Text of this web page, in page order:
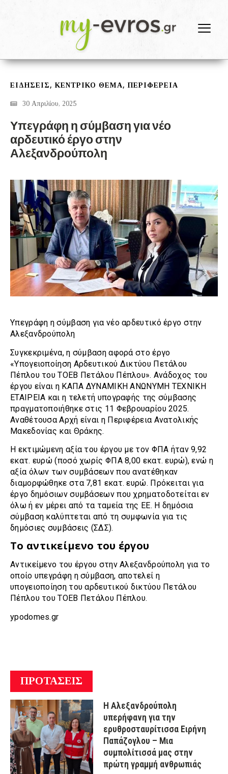
ΕΙΔΗΣΕΙΣ ,ΚΕΝΤΡΙΚΟ ΘΕΜΑ,ΠΕΡΙΦΕΡΕΙΑ
30 Απριλίου, 2025
Υπεγράφη η σύμβαση για νέο
αρδευτικό έργο στην
Αλεξανδρούπολη
Υπεγράφη η σύμβαση για νέο αρδευτικό έργο στην
Αλεξανδρούπολη
Συγκεκριμένα, η σύμβαση αφορά στο έργο
«Υπογειοποίηση Αρδευτικού Δικτύου Πετάλου
Πέπλου του ΤΟΕΒ Πετάλου Πέπλου». Ανάδοχος του
έργου είναι η ΚΑΠΑ ΔΥΝΑΜΙΚΗ ΑΝΩΝΥΜΗ ΤΕΧΝΙΚΗ
ΕΤΑΙΡΕΙΑ και η τελετή υπογραφής της σύμβασης
πραγματοποιήθηκε στις 11 Φεβρουαρίου 2025.
Αναθέτουσα Αρχή είναι η Περιφέρεια Ανατολικής
Μακεδονίας και Θράκης.
Η εκτιμώμενη αξία του έργου με τον ΦΠΑ ήταν 9,92
εκατ. ευρώ (ποσό χωρίς ΦΠΑ 8,00 εκατ. ευρώ), ενώ η
αξία όλων των συμβάσεων που ανατέθηκαν
διαμορφώθηκε στα 7,81 εκατ. ευρώ. Πρόκειται για
έργο δημόσιων συμβάσεων που χρηματοδοτείται εν
όλω ή εν μέρει από τα ταμεία της ΕΕ. Η δημόσια
σύμβαση καλύπτεται από τη συμφωνία για τις
δημόσιες συμβάσεις (ΣΔΣ).
Το αντικείμενο του έργου
Αντικείμενο του έργου στην Αλεξανδρούπολη για το
οποίο υπεγράφη η σύμβαση, αποτελεί η
υπογειοποίηση του αρδευτικού δικτύου Πετάλου
Πέπλου του ΤΟΕΒ Πετάλου Πέπλου.
ypodomes.gr
ΠΡΟΤΑΣΕΙΣ
Η Αλεξανδρούπολη
υπερήφανη για την
ερυθροσταυρίτισσα Ειρήνη
Παπάζογλου – Μια
συμπολίτισσά μας στην
πρώτη γραμμή ανθρωπιάς